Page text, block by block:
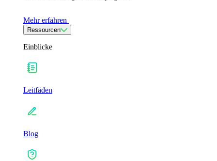
Mehr erfahren
Ressourcen
Einblicke
Leitfäden
Blog